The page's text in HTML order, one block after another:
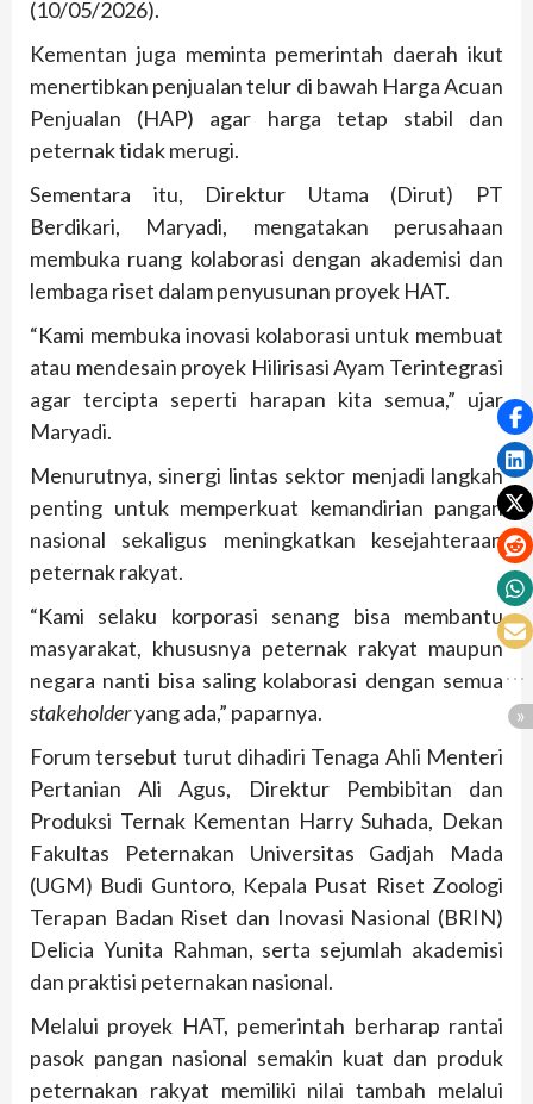
(10/05/2026).
Kementan juga meminta pemerintah daerah ikut
menertibkan penjualan telur di bawah Harga Acuan
Penjualan (HAP) agar harga tetap stabil dan
peternak tidak merugi.
Sementara itu, Direktur Utama (Dirut) PT
Berdikari, Maryadi, mengatakan perusahaan
membuka ruang kolaborasi dengan akademisi dan
lembaga riset dalam penyusunan proyek HAT.
“Kami membuka inovasi kolaborasi untuk membuat
atau mendesain proyek Hilirisasi Ayam Terintegrasi
agar tercipta seperti harapan kita semua,” ujar
Maryadi.
Menurutnya, sinergi lintas sektor menjadi langkah
penting untuk memperkuat kemandirian pangan
nasional sekaligus meningkatkan kesejahteraan
peternak rakyat.
“Kami selaku korporasi senang bisa membantu
masyarakat, khususnya peternak rakyat maupun
negara nanti bisa saling kolaborasi dengan semua
stakeholderyang ada,” paparnya.
Forum tersebut turut dihadiri Tenaga Ahli Menteri
Pertanian Ali Agus, Direktur Pembibitan dan
Produksi Ternak Kementan Harry Suhada, Dekan
Fakultas Peternakan Universitas Gadjah Mada
(UGM) Budi Guntoro, Kepala Pusat Riset Zoologi
Terapan Badan Riset dan Inovasi Nasional (BRIN)
Delicia Yunita Rahman, serta sejumlah akademisi
dan praktisi peternakan nasional.
Melalui proyek HAT, pemerintah berharap rantai
pasok pangan nasional semakin kuat dan produk
peternakan rakyat memiliki nilai tambah melalui